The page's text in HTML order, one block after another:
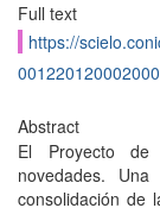
Full text
https://
Abstract
El Proyecto de
novedades.
consolidación de